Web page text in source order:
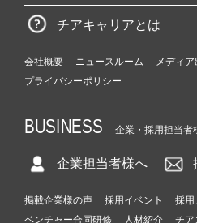
チアキャリアとは
会社概要 ニュースルーム
メディ
プライバシーポリシー
BUSINESS 企業・採用担当者
企業担当者様へ
掲載企業様の声 採用イベント 採用
ベンチャー合同研修
人材紹介 チア